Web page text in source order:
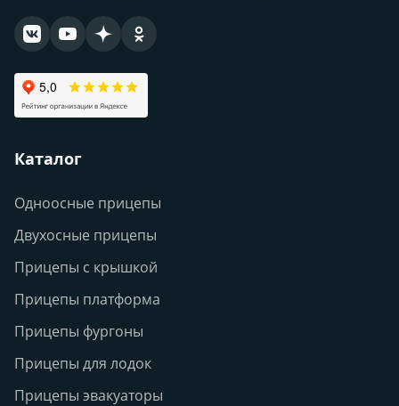
Каталог
Одноосные прицепы
Двухосные прицепы
Прицепы с крышкой
Прицепы платформа
Прицепы фургоны
Прицепы для лодок
Прицепы эвакуаторы